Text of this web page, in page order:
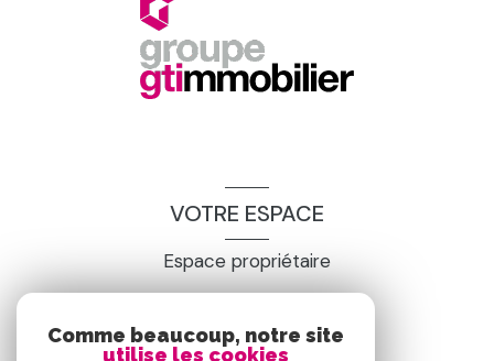
VOTRE ESPACE
Espace propriétaire
SE CONNECTER
Comme beaucoup, notre site
utilise les cookies